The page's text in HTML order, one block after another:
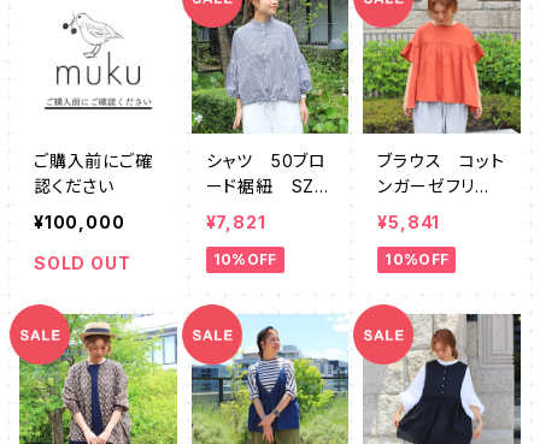
ご購入前にご確
認ください
¥100,000
SOLD OUT
シャツ 50ブロ
ード裾紐 SZ7
64632
¥7,821
10%OFF
ブラウス コット
ンガーゼフリ
ル DEMK007
3OR
¥5,841
10%OFF